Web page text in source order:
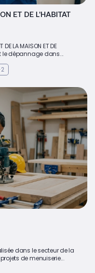
ET DE L'HABITAT
LA MAISON ET DE
le dépannage dans...
dans le secteur de la
de menuiserie...